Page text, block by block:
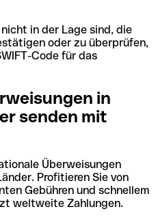
in der Lage sind, die
oder zu überprüfen,
Code für das
in
senden mit
Überweisungen
Profitieren Sie von
Gebühren und schnellem
weltweite Zahlungen.